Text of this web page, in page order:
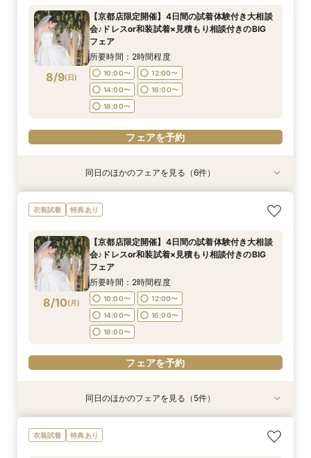
8/8 土
11:00〜
12:30〜
14:00〜
電話予約のみ
8/8 土
11:00〜
12:30〜
14:00〜
15:30〜
電話予約のみ
8/8 土
11:00〜
12:30〜
14:00〜
電話予約のみ
8/9(日)
【京都店限定開催】4日間の試着体験付き大相談
会♪ドレスor和装試着×見積もり相談付きのBIG
フェア
所要時間：2時間程度
10:00〜
12:00〜
14:00〜
16:00〜
18:00〜
フェアを予約
8/9 日
【挙式＋会食が5万円OFF！】費用を抑えて叶え
る少人数ウェディング相談フェア
11:00〜
12:30〜
14:00〜
フェアを予約
8/9 日
【期間限定】50％OFF★チャペルフォトキャン
ペーンフェア
11:00〜
12:30〜
14:00〜
フェアを予約
8/9 日
【 スマホで気軽に参加】 自宅でオンライン相談
会！
11:00〜
12:30〜
14:00〜
フェアを予約
8/9 日
【結婚式の不安解消！】お見積り＆日程相談会
11:00〜
12:30〜
14:00〜
15:30〜
フェアを予約
8/9 日
【結婚式の費用がぐっとお得】挙式料＋撮影＋衣
装ランクアップがセットで半額以下の198,000
BIGフェア
所要時間：1時間30分程度
11:00〜
14:00〜
15:30〜
17:00〜
フェアを予約
8/9 日
【和婚フェア｜挙式料半額特典】和装×チャペル
婚が叶う。神社挙式も対象◎
11:00〜
12:30〜
14:00〜
フェアを予約
同日のほかのフェアを見る（6件）
衣装試着 特典あり
8/10(月)
【京都店限定開催】4日間の試着体験付き大相談
会♪ドレスor和装試着×見積もり相談付きのBIG
フェア
所要時間：2時間程度
10:00〜
12:00〜
14:00〜
16:00〜
18:00〜
フェアを予約
【結婚式の不安解消！】お見積り＆日程相談会
【挙式＋会食が5万円OFF！】費用を抑えて叶え
る少人数ウェディング相談フェア
【期間限定】50％OFF★チャペルフォトキャン
ペーンフェア
【結婚式の費用がぐっとお得】挙式料＋撮影＋衣
装ランクアップがセットで半額以下の198,000
【和婚フェア｜挙式料半額特典】和装×チャペル
婚が叶う。神社挙式も対象◎
同日のほかのフェアを見る（5件）
衣装試着 特典あり